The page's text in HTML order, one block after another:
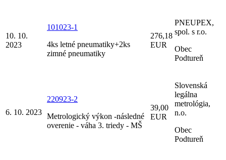
10. 10.
2023
101023-1
4ks letné pneumatiky+2ks
zimné pneumatiky
276,18
EUR
PNEUPEX,
spol. s r.o.
Obec
Podtureň
6. 10. 2023
220923-2
Metrologický výkon -následné
overenie - váha 3. triedy - MŠ
39,00
EUR
Slovenská
legálna
metrológia,
n.o.
Obec
Podtureň